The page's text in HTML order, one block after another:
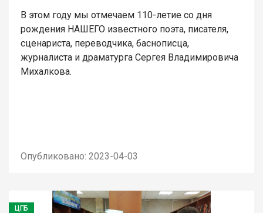
В этом году мы отмечаем 110-летие со дня
рождения НАШЕГО известного поэта, писателя,
сценариста, переводчика, баснописца,
журналиста и драматурга Сергея Владимировича
Михалкова.
Опубликовано: 2023-04-03
ЦГБ